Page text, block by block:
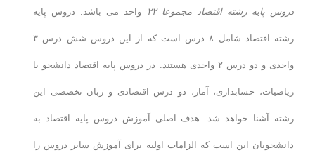
دروس پایه رشته اقتصاد مجموعا ۲۲ واحد می باشد. دروس پایه
رشته اقتصاد شامل ۸ درس است که از این دروس شش درس ۳
واحدی و دو درس ۲ واحدی هستند. در دروس پایه اقتصاد دانشجو با
ریاضیات، حسابداری، آمار، دو درس اقتصادی و زبان تخصصی این
رشته آشنا خواهد شد. هدف اصلی آموزش دروس پایه اقتصاد به
دانشجویان این است که الزامات اولیه برای آموزش سایر دروس را